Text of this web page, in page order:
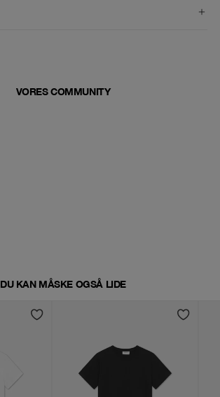
VORES COMMUNITY
DU KAN MÅSKE OGSÅ LIDE